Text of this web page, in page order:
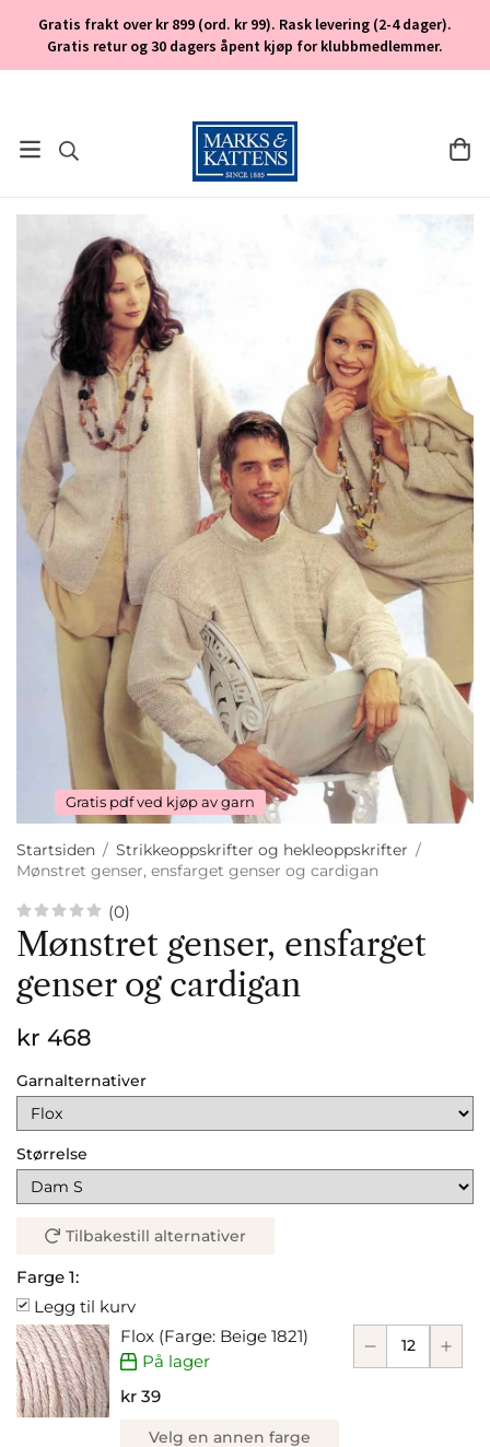
Gratis frakt over kr 899 (ord. kr 99). Rask levering (2-4 dager).
Gratis retur og 30 dagers åpent kjøp for klubbmedlemmer.
Gratis pdf ved kjøp av garn
Startsiden / Strikkeoppskrifter og hekleoppskrifter /
Mønstret genser, ensfarget genser og cardigan
(0)
Mønstret genser, ensfarget
genser og cardigan
kr 468
Garnalternativer
Størrelse
Tilbakestill alternativer
Farge 1:
Legg til kurv
Flox (Farge: Beige 1821)
På lager
kr 39
Velg en annen farge